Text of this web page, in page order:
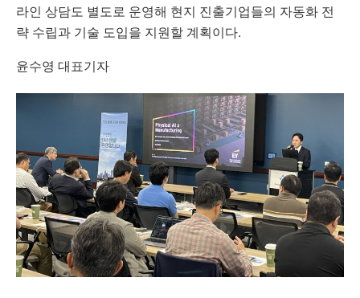
라인 상담도 별도로 운영해 현지 진출기업들의 자동화 전
략 수립과 기술 도입을 지원할 계획이다.
윤수영 대표기자